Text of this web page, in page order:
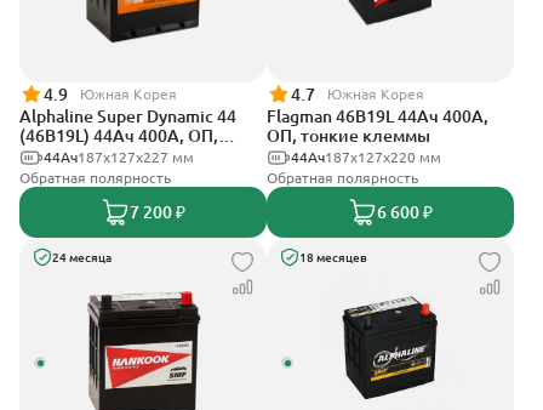
4.9 Южная Корея
Alphaline Super Dynamic 44
(46B19L) 44Ач 400А, ОП,
тонкие клеммы
187х127х227 мм
44Ач
Обратная полярность
7 200 ₽
4.7 Южная Корея
Flagman 46B19L 44Ач 400А,
ОП, тонкие клеммы
187x127x220 мм
44Ач
Обратная полярность
6 600 ₽
24 месяца 18 месяцев